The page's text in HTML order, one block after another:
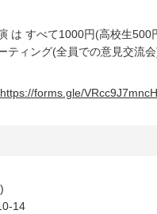
は すべて1000円(高校生
ティング(全員での意見交流会
https://forms.gle/
14